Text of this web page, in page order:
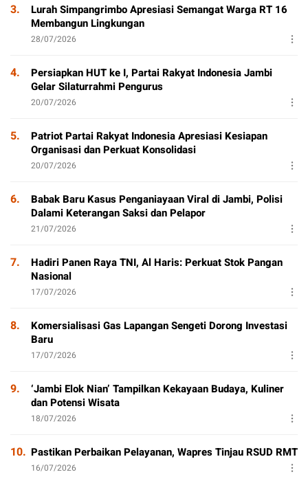
3.
Lurah Simpangrimbo Apresiasi Semangat Warga RT 16
Membangun Lingkungan
28/07/2026
4.
Persiapkan HUT ke I, Partai Rakyat Indonesia Jambi
Gelar Silaturrahmi Pengurus
20/07/2026
5.
Patriot Partai Rakyat Indonesia Apresiasi Kesiapan
Organisasi dan Perkuat Konsolidasi
20/07/2026
6.
Babak Baru Kasus Penganiayaan Viral di Jambi, Polisi
Dalami Keterangan Saksi dan Pelapor
21/07/2026
7.
Hadiri Panen Raya TNI, Al Haris: Perkuat Stok Pangan
Nasional
17/07/2026
8.
Komersialisasi Gas Lapangan Sengeti Dorong Investasi
Baru
17/07/2026
9.
‘Jambi Elok Nian’ Tampilkan Kekayaan Budaya, Kuliner
dan Potensi Wisata
18/07/2026
10. Pastikan Perbaikan Pelayanan, Wapres Tinjau RSUD RMT
16/07/2026